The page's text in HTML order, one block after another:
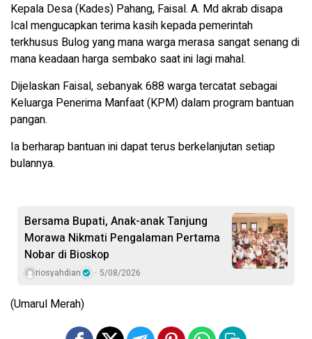
Kepala Desa (Kades) Pahang, Faisal. A. Md akrab disapa
Ical mengucapkan terima kasih kepada pemerintah
terkhusus Bulog yang mana warga merasa sangat senang di
mana keadaan harga sembako saat ini lagi mahal.
Dijelaskan Faisal, sebanyak 688 warga tercatat sebagai
Keluarga Penerima Manfaat (KPM) dalam program bantuan
pangan.
Ia berharap bantuan ini dapat terus berkelanjutan setiap
bulannya.
Bersama Bupati, Anak-anak Tanjung
Morawa Nikmati Pengalaman Pertama
Nobar di Bioskop
riosyahdian 5/08/2026
(Umarul Merah)